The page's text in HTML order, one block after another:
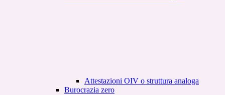
Attestazioni OIV o struttura analoga
Burocrazia zero